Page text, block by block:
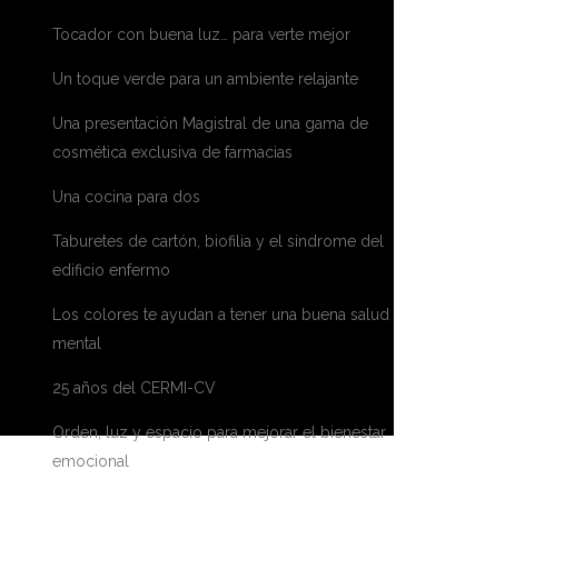
Tocador con buena luz… para verte mejor
Un toque verde para un ambiente relajante
Una presentación Magistral de una gama de
cosmética exclusiva de farmacias
Una cocina para dos
Taburetes de cartón, biofilia y el síndrome del
edificio enfermo
Los colores te ayudan a tener una buena salud
mental
25 años del CERMI-CV
Orden, luz y espacio para mejorar el bienestar
emocional